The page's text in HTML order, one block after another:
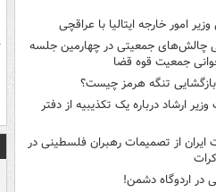
وزیر امور خارجه ایتالیا با عراقچی
چالش‌های جمعیتی در چهارمین جلسه
جوانی جمعیت قوه قضا
تنگه هرمز چیست؟
وزیر ارشاد درباره یک تکذیبیه از دفتر
ایران از تصمیمات رهبران فلسطینی در
در اردوگاه دشمن!